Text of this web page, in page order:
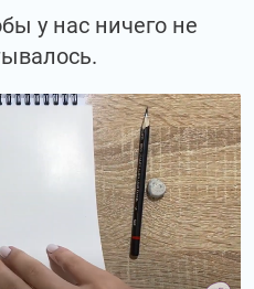
у нас ничего не